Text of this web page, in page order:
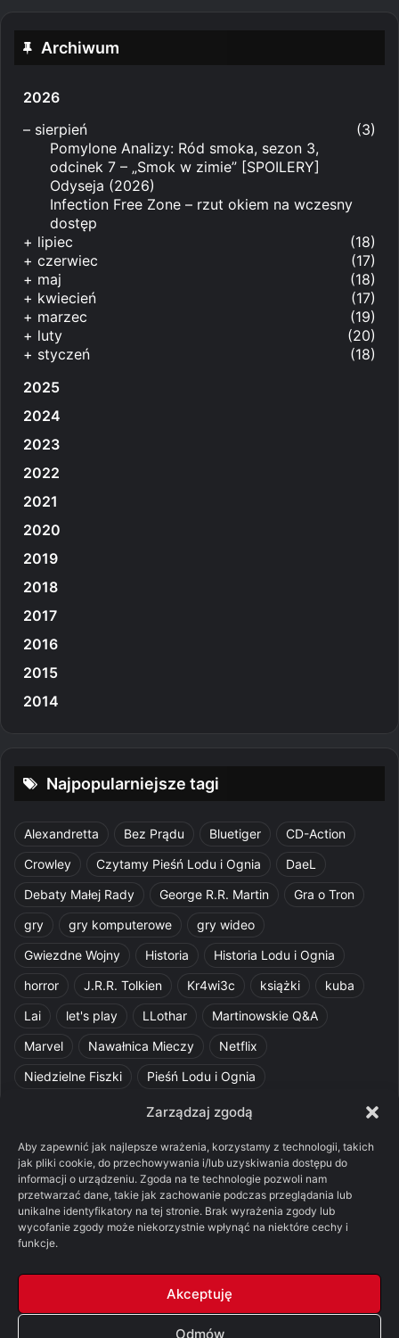
Zarządzaj zgodą
Aby zapewnić jak najlepsze wrażenia, korzystamy z technologii, takich
jak pliki cookie, do przechowywania i/lub uzyskiwania dostępu do
informacji o urządzeniu. Zgoda na te technologie pozwoli nam
przetwarzać dane, takie jak zachowanie podczas przeglądania lub
unikalne identyfikatory na tej stronie. Brak wyrażenia zgody lub
wycofanie zgody może niekorzystnie wpłynąć na niektóre cechy i
funkcje.
Akceptuję
Odmów
Archiwum
2026
– sierpień
(3)
Pomylone Analizy: Ród smoka, sezon 3,
odcinek 7 – „Smok w zimie” [SPOILERY]
Odyseja (2026)
Infection Free Zone – rzut okiem na wczesny
dostęp
+ lipiec
(18)
+ czerwiec
(17)
+ maj
(18)
+ kwiecień
(17)
+ marzec
(19)
+ luty
(20)
+ styczeń
(18)
2025
2024
2023
2022
2021
2020
2019
2018
2017
2016
2015
2014
Najpopularniejsze tagi
Alexandretta Bez Prądu Bluetiger
CD-Action
Crowley
Czytamy Pieśń Lodu i Ognia
DaeL
Debaty Małej Rady
George R.R. Martin
Gra o Tron
gry
gry komputerowe
gry wideo
Gwiezdne Wojny
Historia
Historia Lodu i Ognia
horror
J.R.R. Tolkien Kr4wi3c książki
kuba
Lai
let's play LLothar
Martinowskie Q&A
Marvel
Nawałnica Mieczy
Netflix
Niedzielne Fiszki
Pieśń Lodu i Ognia
Pquelim
Pytania do maesterów
recenzja książki
Ród Smoka Silmarillion
SithFrog
Starcie Królów
Star Wars
Szalone Teorie
Tolkienowskie Q&A
Voo
Wieści z Cytadeli